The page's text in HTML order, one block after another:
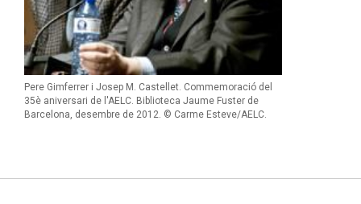
Pere Gimferrer i Josep M. Castellet. Commemoració del
35è aniversari de l'AELC. Biblioteca Jaume Fuster de
Barcelona, desembre de 2012. © Carme Esteve/AELC.